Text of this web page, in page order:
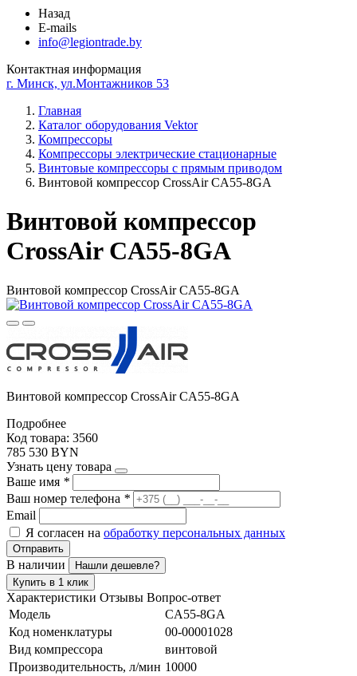
Назад
E-mails
info@legiontrade.by
Контактная информация
г. Минск, ул.Монтажников 53
Главная
Каталог оборудования Vektor
Компрессоры
Компрессоры электрические стационарные
Винтовые компрессоры с прямым приводом
Винтовой компрессор CrossAir CA55-8GA
Винтовой компрессор
CrossAir CA55-8GA
Винтовой компрессор CrossAir CA55-8GA
Винтовой компрессор CrossAir CA55-8GA
Подробнее
Код товара: 3560
785 530 BYN
Узнать цену товара
Ваше имя *
Ваш номер телефона *
Email
Я согласен на обработку персональных данных
Отправить
В наличии
Нашли дешевле?
Купить в 1 клик
Характеристики Отзывы Вопрос-ответ
Модель
CA55-8GA
Код номенклатуры
00-00001028
Вид компрессора
винтовой
Производительность, л/мин 10000